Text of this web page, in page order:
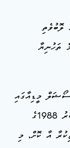
ލޮބުވެތި
ތަހުނިޔާ
މީޑިއާގައި
ހިއްސާ ކުރެއްވި ވީޑިއޯ މެސެޖްގައި، 3 ނޮވެމްބަރު 1988ގެ
19 ދިވެހިންގެ ޒިކުރާ އާ ކޮށް، މި